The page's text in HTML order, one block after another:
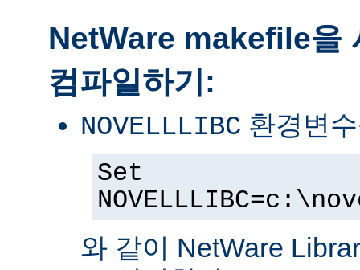
NetWare makefile을
컴파일하기:
NOVELLLIBC 환경변
Set
와 같이 NetWare